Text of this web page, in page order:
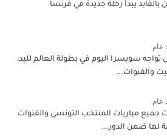
بالقايد يبدأ رحلة جديدة في فرنسا
عام
تواجه سويسرا اليوم في بطولة العالم لليد:
والقنوات...
عام
جميع مباريات المنتخب التونسي والقنوات
لها ضمن الدور...